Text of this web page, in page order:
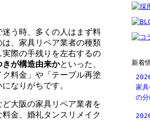
う時、多くの人はまず料
、家具リペア業者の種類
際の手残りを左右するの
が構造由来かといった、
料金」や「テーブル再塗
なりがちです。
大阪の家具リペア業者を
金、婚礼タンスリメイク
新着
家
の